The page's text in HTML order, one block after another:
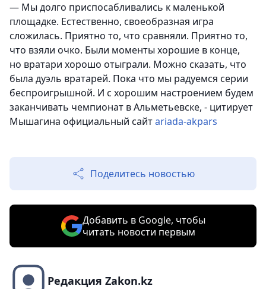
— Мы долго приспосабливались к маленькой
площадке. Естественно, своеобразная игра
сложилась. Приятно то, что сравняли. Приятно то,
что взяли очко. Были моменты хорошие в конце,
но вратари хорошо отыграли. Можно сказать, что
была дуэль вратарей. Пока что мы радуемся серии
беспроигрышной. И с хорошим настроением будем
заканчивать чемпионат в Альметьевске, - цитирует
Мышагина официальный сайтariada-akpars
Поделитесь новостью
Добавить в Google, чтобы
читать новости первым
Редакция Zakon.kz